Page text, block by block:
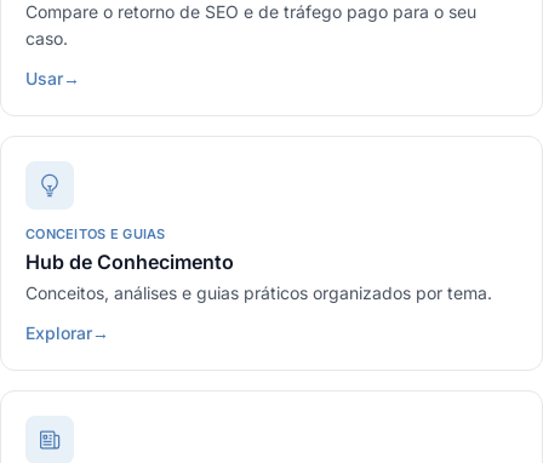
Compare o retorno de SEO e de tráfego pago para o seu
caso.
Usar→
CONCEITOS E GUIAS
Hub de Conhecimento
Conceitos, análises e guias práticos organizados por tema.
Explorar→